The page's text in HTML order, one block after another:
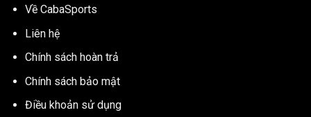
Về CabaSports
Liên hệ
Chính sách hoàn trả
Chính sách bảo mật
Điều khoản sử dụng